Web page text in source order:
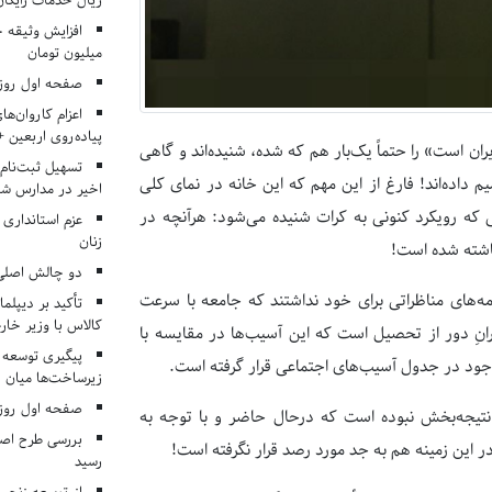
است» را حتماً یک‌بار هم که شده، شنیده‌اند و گاهی
داد‌ه‌اند! فارغ از این مهم که این خانه در نمای کلی
که رویکرد کنونی به کرات شنیده می‌شود: هرآنچه در
شده است!
مناظراتی برای خود نداشتند که جامعه با سرعت
دور از تحصیل است که این آسیب‌ها در مقایسه با
در جدول آسیب‌های اجتماعی قرار گرفته‌ است.
نبوده است که درحال حاضر و با توجه به
این زمینه هم به جد مورد رصد قرار نگرفته است!
میلیون تومان
صفحه اول
اعزام
پیاده‌روی
تسهیل
اخیر در مدارس
عزم
زنان
دو چالش
تأکید بر
کالاس با وزیر
پیگیری
زیرساخت‌ها میان
صفحه اول
بررسی طرح
رسید